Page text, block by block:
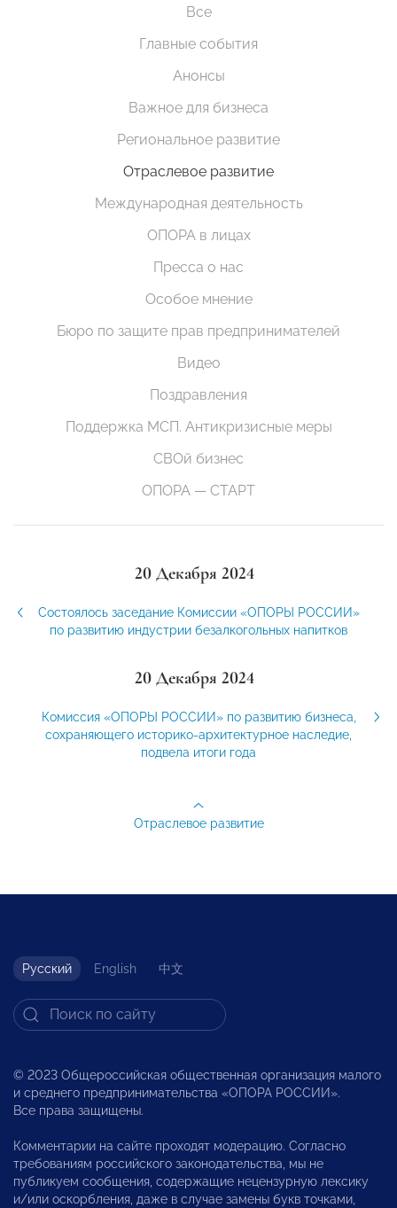
Все
Главные события
Анонсы
Важное для бизнеса
Региональное развитие
Отраслевое развитие
Международная деятельность
ОПОРА в лицах
Пресса о нас
Особое мнение
Бюро по защите прав предпринимателей
Видео
Поздравления
Поддержка МСП. Антикризисные меры
СВОй бизнес
ОПОРА — СТАРТ
20 Декабря 2024
Состоялось заседание Комиссии «ОПОРЫ РОССИИ»
по развитию индустрии безалкогольных напитков
20 Декабря 2024
Комиссия «ОПОРЫ РОССИИ» по развитию бизнеса,
сохраняющего историко-архитектурное наследие,
подвела итоги года
Отраслевое развитие
Русский English 中文
© 2023 Общероссийская общественная организация малого
и среднего предпринимательства «ОПОРА РОССИИ».
Все права защищены.
Комментарии на сайте проходят модерацию. Согласно
требованиям российского законодательства, мы не
публикуем сообщения, содержащие нецензурную лексику
и/или оскорбления, даже в случае замены букв точками,